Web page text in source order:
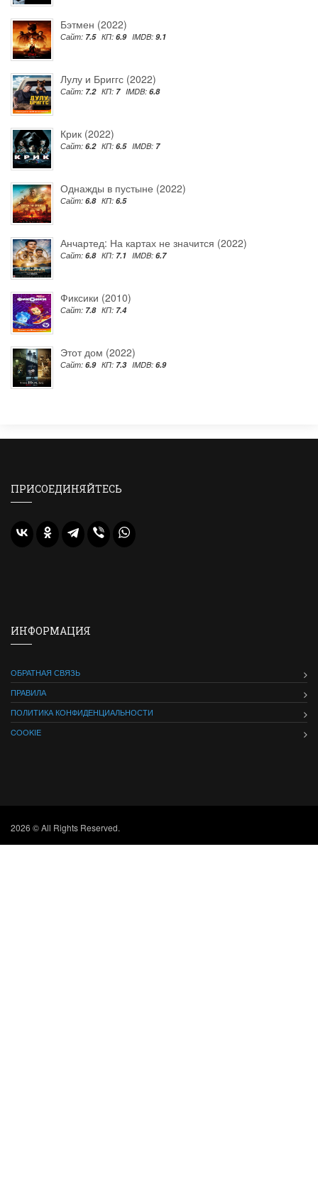
Бэтмен (2022)
Сайт: 7.5 КП: 6.9 IMDB: 9.1
Лулу и Бриггс (2022)
Сайт: 7.2 КП: 7 IMDB: 6.8
Крик (2022)
Сайт: 6.2 КП: 6.5 IMDB: 7
Однажды в пустыне (2022)
Сайт: 6.8 КП: 6.5
Анчартед: На картах не значится (2022)
Сайт: 6.8 КП: 7.1 IMDB: 6.7
Фиксики (2010)
Сайт: 7.8 КП: 7.4
Этот дом (2022)
Сайт: 6.9 КП: 7.3 IMDB: 6.9
ПРИСОЕДИНЯЙТЕСЬ
ИНФОРМАЦИЯ
ОБРАТНАЯ СВЯЗЬ
ПРАВИЛА
ПОЛИТИКА КОНФИДЕНЦИАЛЬНОСТИ
COOKIE
2026 © All Rights Reserved.